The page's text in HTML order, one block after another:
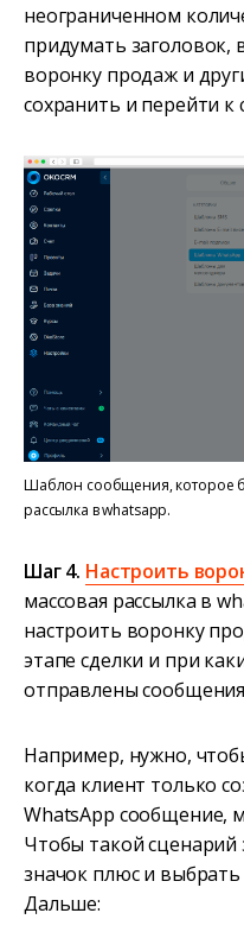
неограниченном
придумать
воронку продаж и
сохранить и перейти
Шаблон сообщения, которое
рассылка в whatsapp.
Шаг 4. Настроить
массовая рассылка в
настроить воронку
этапе сделки и при
отправлены
Например, нужно,
когда клиент только
WhatsApp сообщение,
Чтобы такой сценарий
значок плюс и
Дальше: